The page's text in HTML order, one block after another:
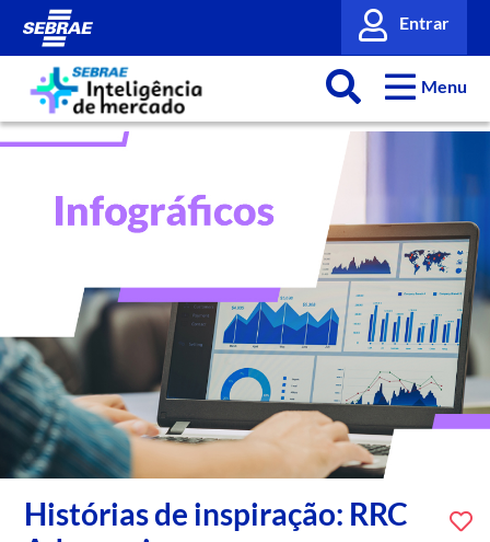
Entrar
Menu
Histórias de inspiração: RRC